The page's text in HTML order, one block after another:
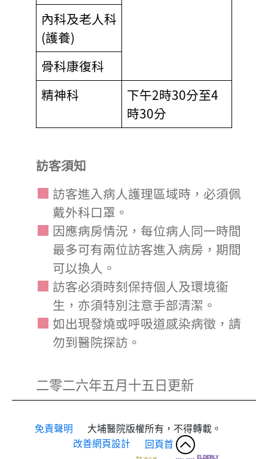
內科及老人科
(護養)
骨科康復科
精神科
下午2時30分至4
時30分
訪客須知
訪客進入病人護理區域時，必須佩
戴外科口罩。
因應病房情況，每位病人同一時間
最多可有兩位訪客進入病房，期間
可以換人。
訪客必須時刻保持個人及環境衞
生，亦須特別注意手部清潔。
如出現發燒或呼吸道感染病徵，請
勿到醫院探訪。
二零二六年五月十五日更新
免責聲明 大埔醫院版權所有，不得轉載。
改善網頁設計
回頁首